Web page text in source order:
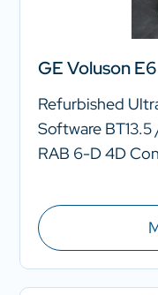
GE Voluson E6
Refurbished
Software
RAB 6-D 4D